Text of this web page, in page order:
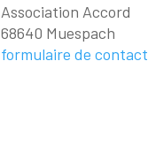
Association Accord
68640 Muespach
formulaire de contact